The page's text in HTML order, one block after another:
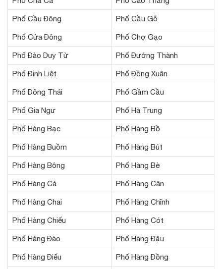
Phố Cầu Đông Phố Cầu Gỗ
Phố Cửa Đông Phố Chợ Gạo
Phố Đào Duy Từ Phố Đường Thành
Phố Đinh Liệt Phố Đồng Xuân
Phố Đông Thái Phố Gầm Cầu
Phố Gia Ngư Phố Hà Trung
Phố Hàng Bạc Phố Hàng Bồ
Phố Hàng Buồm Phố Hàng Bút
Phố Hàng Bông Phố Hàng Bè
Phố Hàng Cá Phố Hàng Cân
Phố Hàng Chai Phố Hàng Chĩnh
Phố Hàng Chiếu Phố Hàng Cót
Phố Hàng Đào Phố Hàng Đậu
Phố Hàng Điếu Phố Hàng Đồng